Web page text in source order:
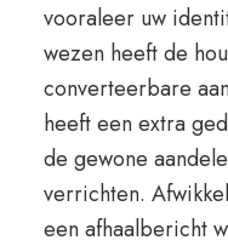
vooraleer uw
wezen heeft de
converteerbare
heeft een extra
de gewone
verrichten.
een afhaalbericht